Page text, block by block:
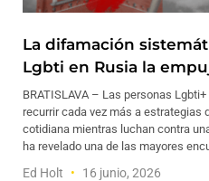
La difamación
Lgbti en Rusia la
BRATISLAVA – Las personas
recurrir cada vez más a estrategias
cotidiana mientras luchan contra
ha revelado una de las mayores
Ed Holt 16 junio, 2026